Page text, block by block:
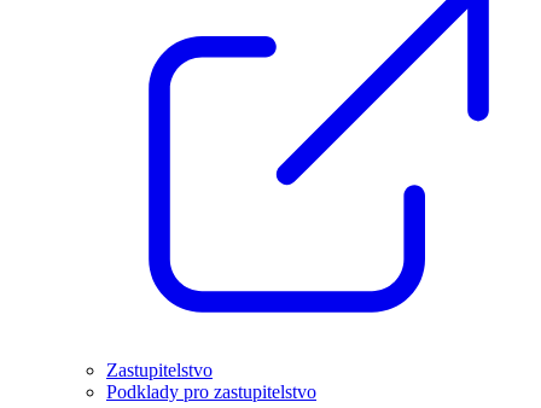
Zastupitelstvo
Podklady pro zastupitelstvo